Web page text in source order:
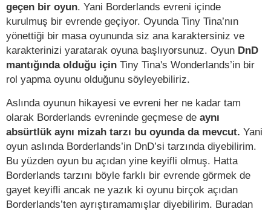
geçen bir oyun. Yani Borderlands evreni içinde
kurulmuş bir evrende geçiyor. Oyunda Tiny Tina’nın
yönettiği bir masa oyununda siz ana karaktersiniz ve
karakterinizi yaratarak oyuna başlıyorsunuz. Oyun DnD
mantığında olduğu için Tiny Tina's Wonderlands’in bir
rol yapma oyunu olduğunu söyleyebiliriz.
Aslında oyunun hikayesi ve evreni her ne kadar tam
olarak Borderlands evreninde geçmese de aynı
absürtlük aynı mizah tarzı bu oyunda da mevcut. Yani
oyun aslında Borderlands’in DnD’si tarzında diyebilirim.
Bu yüzden oyun bu açıdan yine keyifli olmuş. Hatta
Borderlands tarzını böyle farklı bir evrende görmek de
gayet keyifli ancak ne yazık ki oyunu birçok açıdan
Borderlands’ten ayrıştıramamışlar diyebilirim. Buradan